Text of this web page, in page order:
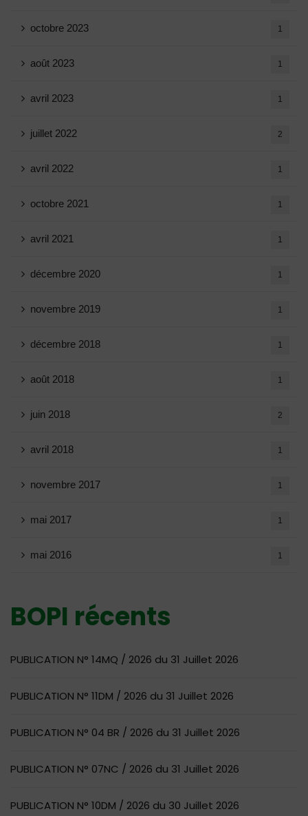
octobre 2023 1
août 2023 1
avril 2023 1
juillet 2022 2
avril 2022 1
octobre 2021 1
avril 2021 1
décembre 2020 1
novembre 2019 1
décembre 2018 1
août 2018 1
juin 2018 2
avril 2018 1
novembre 2017 1
mai 2017 1
mai 2016 1
BOPI récents
PUBLICATION N° 14MQ / 2026 du 31 Juillet 2026
PUBLICATION N° 11DM / 2026 du 31 Juillet 2026
PUBLICATION N° 04 BR / 2026 du 31 Juillet 2026
PUBLICATION N° 07NC / 2026 du 31 Juillet 2026
PUBLICATION N° 10DM / 2026 du 30 Juillet 2026